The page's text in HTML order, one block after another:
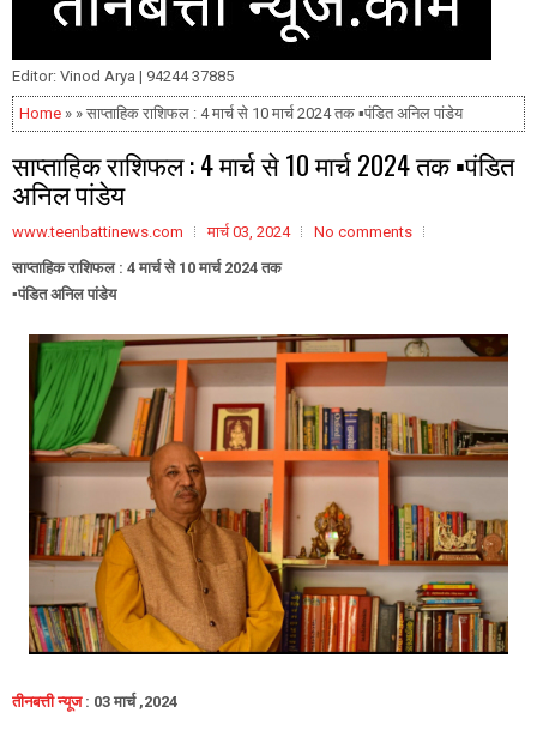
Editor: Vinod Arya | 94244 37885
Home » » साप्ताहिक राशिफल : 4 मार्च से 10 मार्च 2024 तक ▪️पंडित अनिल पांडेय
साप्ताहिक राशिफल : 4 मार्च से 10 मार्च 2024 तक ▪️पंडित
अनिल पांडेय
www.teenbattinews.com मार्च 03, 2024
No comments
साप्ताहिक राशिफल : 4 मार्च से 10 मार्च 2024 तक
▪️पंडित अनिल पांडेय
तीनबत्ती न्यूज: 03 मार्च ,2024